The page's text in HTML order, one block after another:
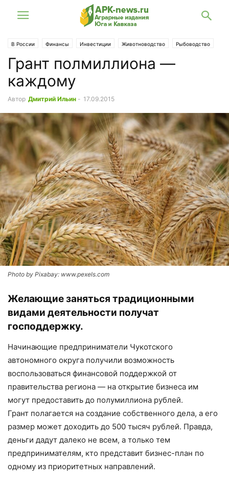
В России Финансы Инвестиции Животноводство Рыбоводство
Грант полмиллиона —
каждому
Автор Дмитрий Ильин - 17.09.2015
Photo by Pixabay: www.pexels.com
Желающие заняться традиционными
видами деятельности получат
господдержку.
Начинающие предприниматели Чукотского
автономного округа получили возможность
воспользоваться финансовой поддержкой от
правительства региона — на открытие бизнеса им
могут предоставить до полумиллиона рублей.
Грант полагается на создание собственного дела, а его
размер может доходить до 500 тысяч рублей. Правда,
деньги дадут далеко не всем, а только тем
предпринимателям, кто представит бизнес-план по
одному из приоритетных направлений.